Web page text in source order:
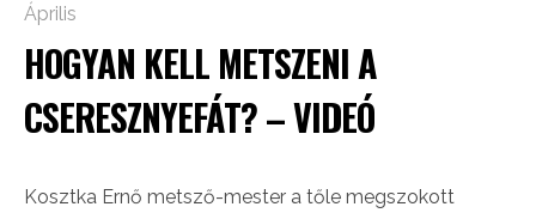
Április
HOGYAN KELL METSZENI A
CSERESZNYEFÁT? – VIDEÓ
Kosztka Ernő metsző-mester a tőle megszokott